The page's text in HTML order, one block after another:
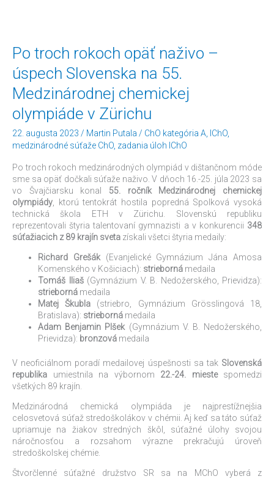
Po troch rokoch opäť naživo –
úspech Slovenska na 55.
Medzinárodnej chemickej
olympiáde v Zürichu
22. augusta 2023 / Martin Putala / ChO kategória A IChO
medzinárodné súťaže ChO zadania úloh IChO
Po troch rokoch medzinárodných olympiád v dištančnom móde
sme sa opäť dočkali súťaže naživo. V dňoch 16.-25. júla 2023 sa
vo Švajčiarsku konal 55. ročník Medzinárodnej chemickej
olympiády , ktorú tentokrát hostila popredná Spolková vysoká
technická škola ETH v Zürichu. Slovenskú republiku
reprezentovali štyria talentovaní gymnazisti a v konkurencii 348
súťažiacich z 89 krajín sveta získali všetci štyria medaily:
Richard Grešák(Evanjelické Gymnázium Jána Amosa
Komenského v Košiciach): strieborná medaila
Tomáš Iliaš(Gymnázium V. B. Nedožerského, Prievidza):
strieborná medaila
Matej Škubla (striebro, Gymnázium Grösslingová 18,
Bratislava): strieborná medaila
Adam Benjamin Plšek (Gymnázium V. B. Nedožerského,
Prievidza): bronzová medaila
V neoficiálnom poradí medailovej úspešnosti sa tak Slovenská
republika umiestnila na výbornom 22.-24. miestespomedzi
všetkých 89 krajín.
Medzinárodná chemická olympiáda je najprestížnejšia
celosvetová súťaž stredoškolákov v chémii. Aj keď sa táto súťaž
upriamuje na žiakov stredných škôl, súťažné úlohy svojou
náročnosťou a rozsahom výrazne prekračujú úroveň
stredoškolskej chémie.
Štvorčlenné súťažné družstvo SR sa na MChO vyberá z
Po
troch
rokoch
naživo
úspech
Slovenska
Medzinárodnej
chemickej
olympiáde
v
Zürichu